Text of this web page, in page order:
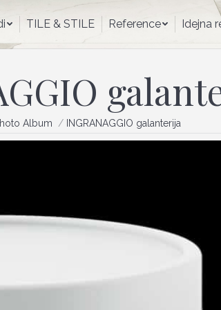
TILE & STILE Reference Idejna
Album INGRANAGGIO galanterija
TILE & STILE Reference Idejna